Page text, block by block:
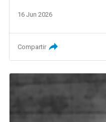
16 Jun 2026
Compartir